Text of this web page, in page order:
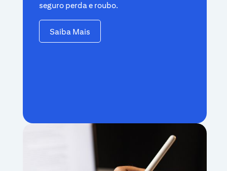
seguro perda e roubo.
Saiba Mais